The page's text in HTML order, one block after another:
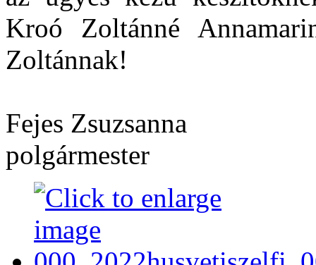
Kroó Zoltánné
Zoltánnak!
Fejes Zsuzsanna
polgármester